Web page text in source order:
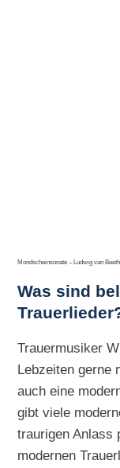
Mondscheinsonate – Ludwig van
Was sind
Trauermusiker
Lebzeiten gerne
auch eine
gibt viele
traurigen Anlass
modernen